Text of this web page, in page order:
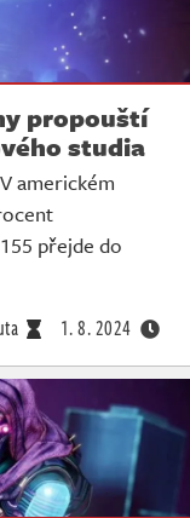
propouští
studia
americkém
přejde do
1. 8. 2024